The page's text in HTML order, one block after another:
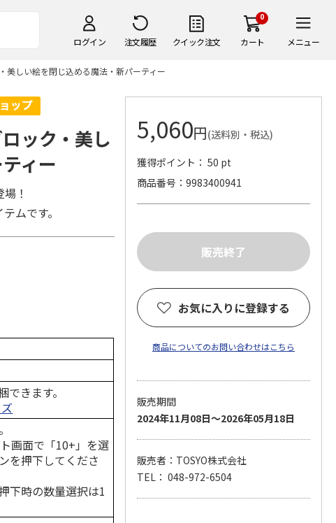
ログイン 注文履歴 クイック注文
0
カート メニュー
しい絵を閉じ込める魔法・新パーティー
ック・美し
ィー
！
ムです。
きます。
画面で「10+」を選
を押下してくださ
下時の数量選択は1
5,060円(送料別・税込)
獲得ポイント： 50 pt
商品番号
9983400941
お気に入りに登録する
商品についてのお問い合わせはこちら
販売期間
2024年11月08日～2026年05月18日
販売者：TOSYO株式会社
TEL： 048-972-6504